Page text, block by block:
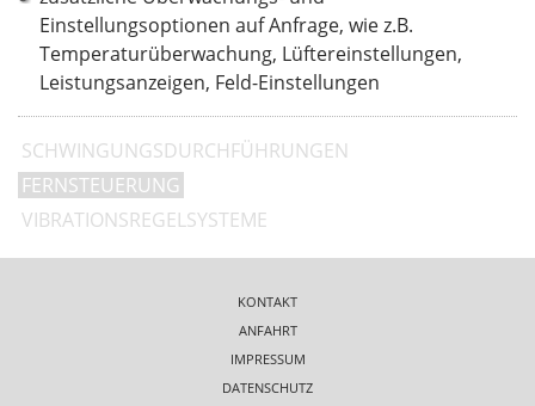
Einstellungsoptionen auf Anfrage, wie z.B.
Temperaturüberwachung, Lüftereinstellungen,
Leistungsanzeigen, Feld-Einstellungen
SCHWINGUNGSDURCHFÜHRUNGEN
FERNSTEUERUNG
VIBRATIONSREGELSYSTEME
KONTAKT
ANFAHRT
IMPRESSUM
DATENSCHUTZ